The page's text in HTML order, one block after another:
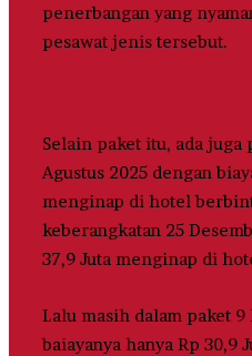
penerbangan yang
pesawat jenis tersebut.
Selain paket itu, ada juga
Agustus 2025 dengan
menginap di hotel
keberangkatan 25
37,9 Juta menginap di
Lalu masih dalam paket
baiayanya hanya Rp 30,9